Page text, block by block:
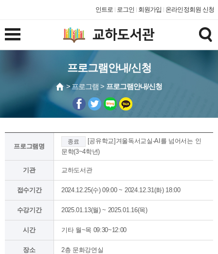
인트로 로그인 회원가입 온라인정회원 신청
프로그램안내/신청
> 프로그램 > 프로그램안내/신청
프로그램명
종료
[공유학교]겨울독서교실-AI를 넘어서는 인
문학(3~4학년)
기관 교하도서관
접수기간 2024.12.25(수) 09:00 ~ 2024.12.31(화) 18:00
수강기간 2025.01.13(월) ~ 2025.01.16(목)
시간 기타 월~목 09:30~12:00
장소 2층 문화강연실